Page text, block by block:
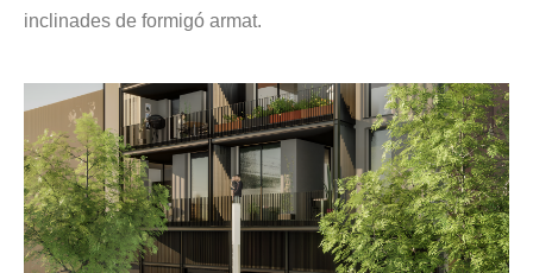
inclinades de formigó armat.